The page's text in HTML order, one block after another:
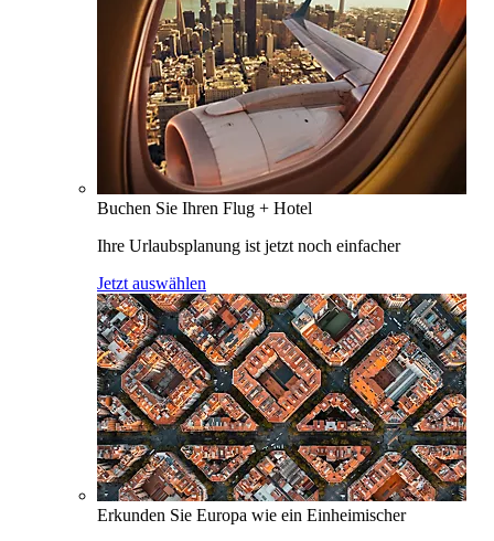
Buchen Sie Ihren Flug + Hotel
Ihre Urlaubsplanung ist jetzt noch einfacher
Jetzt auswählen
Erkunden Sie Europa wie ein Einheimischer